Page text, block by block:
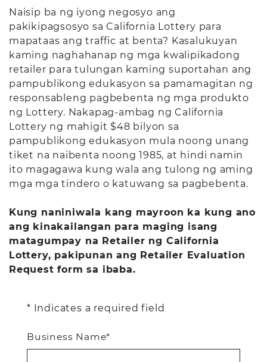
Naisip ba ng iyong negosyo ang
pakikipagsosyo sa California Lottery para
mapataas ang traffic at benta? Kasalukuyan
kaming naghahanap ng mga kwalipikadong
retailer para tulungan kaming suportahan ang
pampublikong edukasyon sa pamamagitan ng
responsableng pagbebenta ng mga produkto
ng Lottery. Nakapag-ambag ng California
Lottery ng mahigit $48 bilyon sa
pampublikong edukasyon mula noong unang
tiket na naibenta noong 1985, at hindi namin
ito magagawa kung wala ang tulong ng aming
mga mga tindero o katuwang sa pagbebenta.
Kung naniniwala kang mayroon ka kung ano
ang kinakailangan para maging isang
matagumpay na Retailer ng California
Lottery, pakipunan ang Retailer Evaluation
Request form sa ibaba.
* Indicates a required field
Business Name*